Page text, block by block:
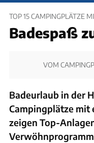
TOP 15 CAMPINGPLÄTZE
Badespaß
VOM
Badeurlaub in der
Campingplätze mit
zeigen Top-